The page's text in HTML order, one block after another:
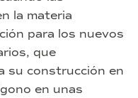
la materia
para los nuevos
que
su construcción en
en unas